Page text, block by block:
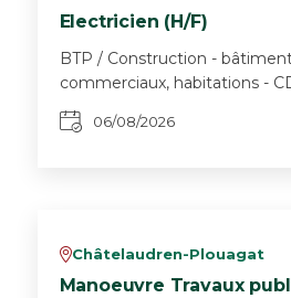
Electricien (H/F)
BTP / Construction -
commerciaux, habitations -
06/08/2026
vChâtelaudren-Plouagat
Manoeuvre Travaux